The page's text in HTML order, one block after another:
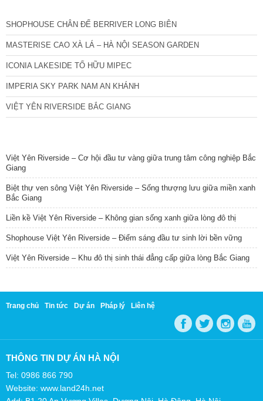
SHOPHOUSE CHÂN ĐẾ BERRIVER LONG BIÊN
MASTERISE CAO XÀ LÁ – HÀ NỘI SEASON GARDEN
ICONIA LAKESIDE TỐ HỮU MIPEC
IMPERIA SKY PARK NAM AN KHÁNH
VIỆT YÊN RIVERSIDE BẮC GIANG
Việt Yên Riverside – Cơ hội đầu tư vàng giữa trung tâm công nghiệp Bắc
Giang
Biệt thự ven sông Việt Yên Riverside – Sống thượng lưu giữa miền xanh
Bắc Giang
Liền kề Việt Yên Riverside – Không gian sống xanh giữa lòng đô thị
Shophouse Việt Yên Riverside – Điểm sáng đầu tư sinh lời bền vững
Việt Yên Riverside – Khu đô thị sinh thái đẳng cấp giữa lòng Bắc Giang
Trang chủ Tin tức Dự án Pháp lý Liên hệ
THÔNG TIN DỰ ÁN HÀ NỘI
Tel: 0986 866 790
Website: www.land24h.net